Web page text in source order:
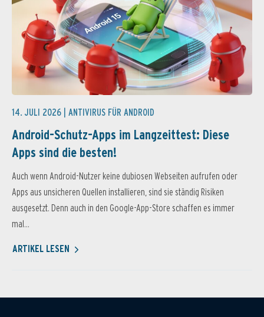
14. JULI 2026 | ANTIVIRUS FÜR ANDROID
Android-Schutz-Apps im Langzeittest: Diese
Apps sind die besten!
Auch wenn Android-Nutzer keine dubiosen Webseiten aufrufen oder
Apps aus unsicheren Quellen installieren, sind sie ständig Risiken
ausgesetzt. Denn auch in den Google-App-Store schaffen es immer
mal...
ARTIKEL LESEN